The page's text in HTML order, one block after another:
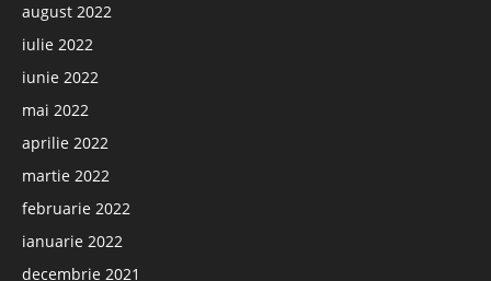
august 2022
iulie 2022
iunie 2022
mai 2022
aprilie 2022
martie 2022
februarie 2022
ianuarie 2022
decembrie 2021